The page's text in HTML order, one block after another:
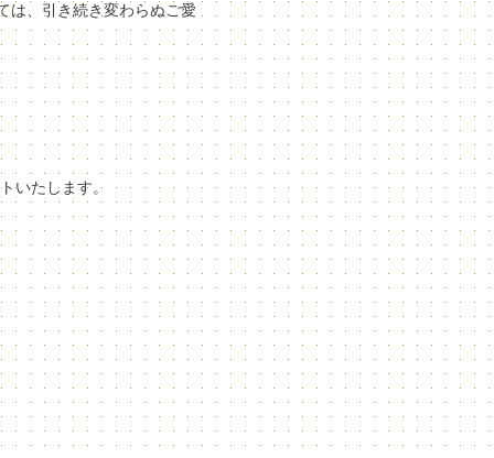
は、引き続き変わらぬご愛
いたします。